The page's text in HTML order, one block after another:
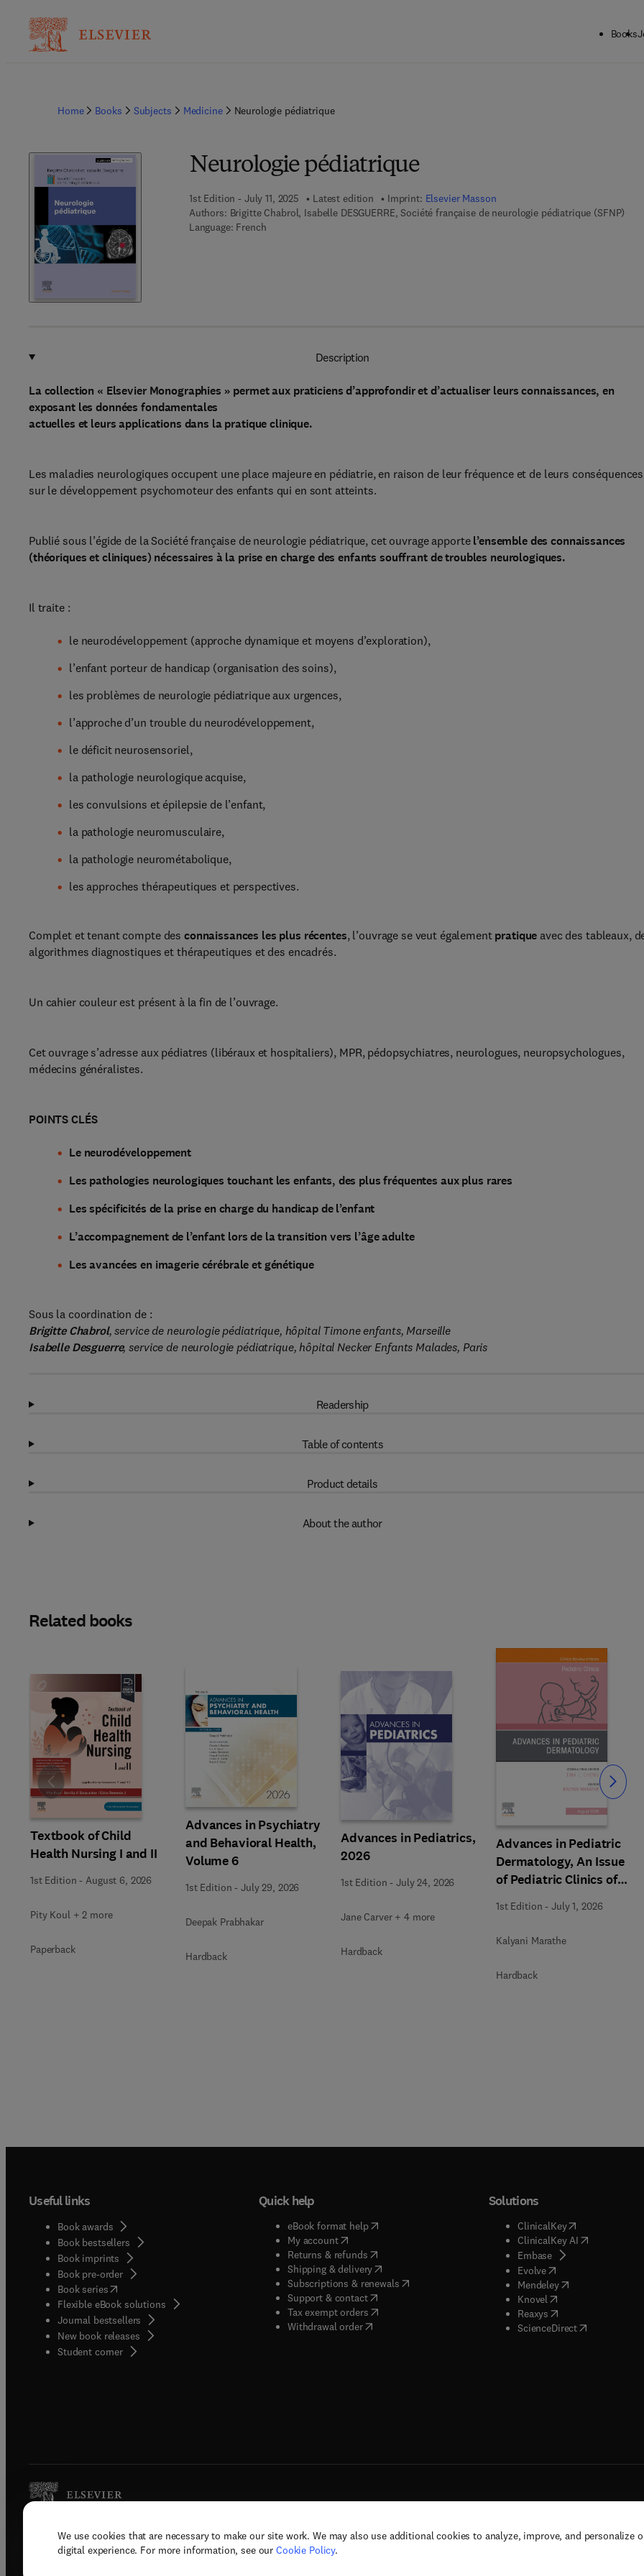
We use cookies that are necessary to make our site work. We may also use additional cookies to analyze, improve, and personalize
digital experience. For more information, see our Cookie Policy.
Books
Home Books Subjects Medicine Neurologie pédiatrique
Neurologie pédiatrique
1st Edition - July 11, 2025 Latest edition Imprint: Elsevier Masson
Authors: Brigitte Chabrol, Isabelle DESGUERRE, Société française de neurologie pédiatrique (SFNP)
Language: French
Description
La collection « Elsevier Monographies » permet aux praticiens d’approfondir et d’actualiser leurs connaissances, en
exposant les données fondamentales
actuelles et leurs applications dans la pratique clinique.
Les maladies neurologiques occupent une place majeure en pédiatrie, en raison de leur fréquence et de leurs conséquences
sur le développement psychomoteur des enfants qui en sont atteints.
Publié sous l’égide de la Société française de neurologie pédiatrique, cet ouvrage apportel’ensemble des connaissances
(théoriques et cliniques) nécessaires à la prise en charge des enfants souffrant de troubles neurologiques.
Il traite :
le neurodéveloppement (approche dynamique et moyens d’exploration),
l’enfant porteur de handicap (organisation des soins),
les problèmes de neurologie pédiatrique aux urgences,
l’approche d’un trouble du neurodéveloppement,
le déficit neurosensoriel,
la pathologie neurologique acquise,
les convulsions et épilepsie de l’enfant,
la pathologie neuromusculaire,
la pathologie neurométabolique,
les approches thérapeutiques et perspectives.
Complet et tenant compte des connaissances les plus récentes, l’ouvrage se veut également pratique avec des tableaux,
algorithmes diagnostiques et thérapeutiques et des encadrés.
Un cahier couleur est présent à la fin de l’ouvrage.
Cet ouvrage s’adresse aux pédiatres (libéraux et hospitaliers), MPR, pédopsychiatres, neurologues, neuropsychologues,
médecins généralistes.
POINTS CLÉS
Le neurodéveloppement
Les pathologies neurologiques touchant les enfants, des plus fréquentes aux plus rares
Les spécificités de la prise en charge du handicap de l’enfant
L’accompagnement de l’enfant lors de la transition vers l’âge adulte
Les avancées en imagerie cérébrale et génétique
Sous la coordination de :
Brigitte Chabrol, service de neurologie pédiatrique, hôpital Timone enfants, Marseille
Isabelle Desguerre, service de neurologie pédiatrique, hôpital Necker Enfants Malades, Paris
Readership
Table of contents
Product details
About the author
Related books
Textbook of Child
Health Nursing I and II
1st Edition - August 6, 2026
Pity Koul + 2 more
Paperback
Advances in Psychiatry
and Behavioral Health,
Volume 6
1st Edition -July 29, 2026
Deepak Prabhakar
Hardback
Advances in Pediatrics,
2026
1st Edition -July 24, 2026
Jane Carver + 4 more
Hardback
Advances in Pediatric
Dermatology, An Issue
of Pediatric Clinics of
1st Edition -July 1, 2026
Kalyani Marathe
Hardback
Slide Slide
Useful links
Book awards
Book bestsellers
Book imprints
Book pre-order
Book series(opens in new tab/window
Flexible eBook solutions
Journal bestsellers
New book releases
Student corner( opens in new tab/window
Quick help
eBook format help( opens in new tab/window
My account( opens in new tab/window
Returns & refunds( opens in new tab/window
Shipping & delivery(opens in new tab/window
Subscriptions & renewals( opens in new tab/window
)
Support & contact( opens in new tab/window
Tax exempt orders( opens in new tab/window
Withdrawal order
Solutions
ClinicalKey(opens in new
ClinicalKey AI( opens in
Embase(
opens in new tab/
Evolve( opens in new tab/
Mendeley( opens in new tab/
Knovel opens in new tab/
Reaxys opens in new tab/
ScienceDirect( opens in new
Copyright © 2026 Elsevier, its licensors, and contributors. All rights are reserved, including those for text and data